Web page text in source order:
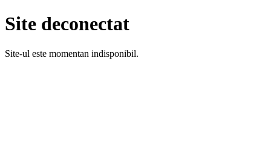
Site deconectat
Site-ul este momentan indisponibil.